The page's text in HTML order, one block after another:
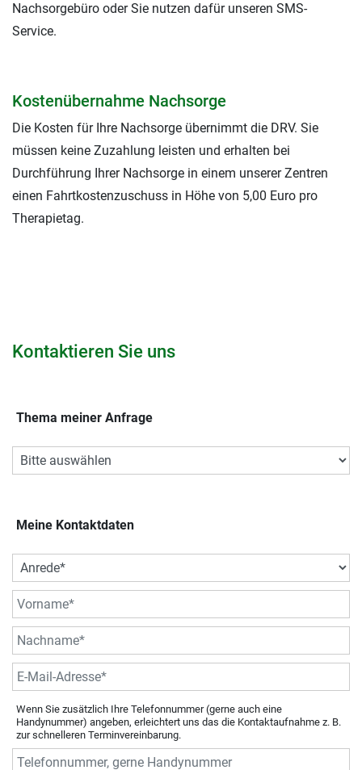
Nachsorgebüro oder Sie nutzen dafür unseren SMS-
Service.
Kostenübernahme Nachsorge
Die Kosten für Ihre Nachsorge übernimmt die DRV. Sie
müssen keine Zuzahlung leisten und erhalten bei
Durchführung Ihrer Nachsorge in einem unserer Zentren
einen Fahrtkostenzuschuss in Höhe von 5,00 Euro pro
Therapietag.
Kontaktieren Sie uns
Thema meiner Anfrage
Meine Kontaktdaten
Wenn Sie zusätzlich Ihre Telefonnummer (gerne auch eine
Handynummer) angeben, erleichtert uns das die Kontaktaufnahme z. B.
zur schnelleren Terminvereinbarung.